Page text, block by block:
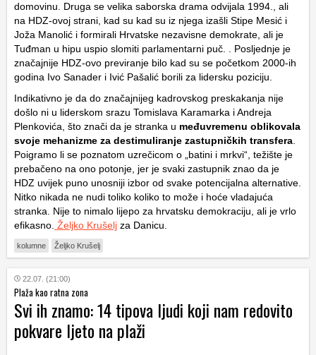
domovinu. Druga se velika saborska drama odvijala 1994., ali
na HDZ-ovoj strani, kad su kad su iz njega izašli Stipe Mesić i
Joža Manolić i formirali Hrvatske nezavisne demokrate, ali je
Tuđman u hipu uspio slomiti parlamentarni puč. . Posljednje je
značajnije HDZ-ovo previranje bilo kad su se početkom 2000-ih
godina Ivo Sanader i Ivić Pašalić borili za lidersku poziciju.
Indikativno je da do značajnijeg kadrovskog preskakanja nije
došlo ni u liderskom srazu Tomislava Karamarka i Andreja
Plenkovića, što znači da je stranka u međuvremenu oblikovala
svoje mehanizme za destimuliranje zastupničkih transfera
Poigramo li se poznatom uzrečicom o „batini i mrkvi“, težište je
prebačeno na ono potonje, jer je svaki zastupnik znao da je
HDZ uvijek puno unosniji izbor od svake potencijalna alternative.
Nitko nikada ne nudi toliko koliko to može i hoće vladajuća
stranka. Nije to nimalo lijepo za hrvatsku demokraciju, ali je vrlo
efikasno. Željko Krušelj za Danicu.
kolumne Željko Krušelj
22.07. (21:00)
Plaža kao ratna zona
Svi ih znamo: 14 tipova ljudi koji nam redovito
pokvare ljeto na plaži